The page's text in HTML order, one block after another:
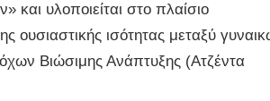
και υλοποιείται στο πλαίσιο
ουσιαστικής ισότητας μεταξύ
Βιώσιμης Ανάπτυξης (Ατζέντα